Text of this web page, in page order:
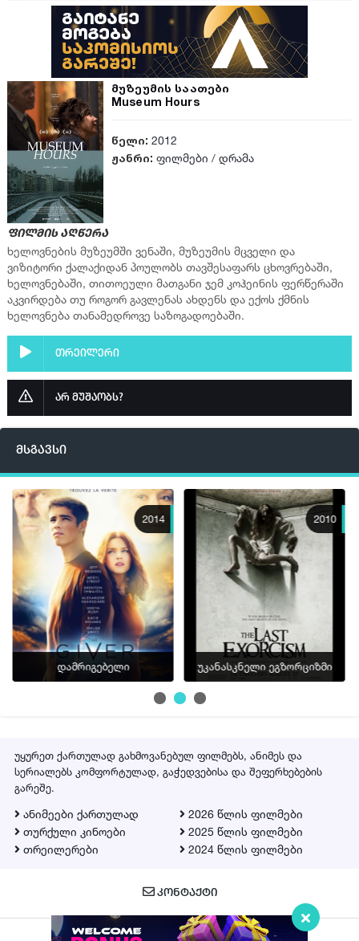
მუზეუმის საათები
Museum Hours
წელი: 2012
ჟანრი: ფილმები / დრამა
ფილმის აღწერა
ხელოვნების მუზეუმში ვენაში, მუზეუმის მცველი და
ვიზიტორი ქალაქიდან პოულობს თავშესაფარს ცხოვრებაში,
ხელოვნებაში, თითოეული მათგანი ჯემ კოჰეინის ფერწერაში
აკვირდება თუ როგორ გავლენას ახდენს და ექოს ქმნის
ხელოვნება თანამედროვე საზოგადოებაში.
თრეილერი
არ მუშაობს?
მსგავსი
2014
დამრიგებელი
2010
უკანასკნელი ეგზორციზმი
უყურეთ ქართულად გახმოვანებულ ფილმებს, ანიმეს და
სერიალებს კომფორტულად, გაჭედვებისა და შეფერხებების
გარეშე.
ანიმეები ქართულად
თურქული კინოები
თრეილერები
2026 წლის ფილმები
2025 წლის ფილმები
2024 წლის ფილმები
ᲙᲝᲜᲢᲐᲥᲢᲘ